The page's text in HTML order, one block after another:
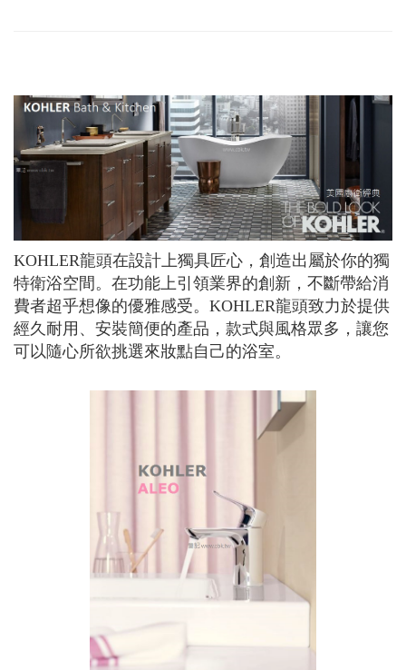
KOHLER龍頭在設計上獨具匠心，創造出屬於你的獨
特衛浴空間。在功能上引領業界的創新，不斷帶給消
費者超乎想像的優雅感受。KOHLER龍頭致力於提供
經久耐用、安裝簡便的產品，款式與風格眾多，讓您
可以隨心所欲挑選來妝點自己的浴室。